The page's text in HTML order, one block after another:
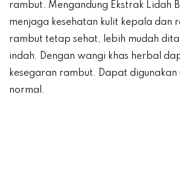
rambut. Mengandung Ekstrak Lidah
menjaga kesehatan kulit kepala dan
rambut tetap sehat, lebih mudah
indah. Dengan wangi khas herbal
kesegaran rambut. Dapat digunakan
normal.